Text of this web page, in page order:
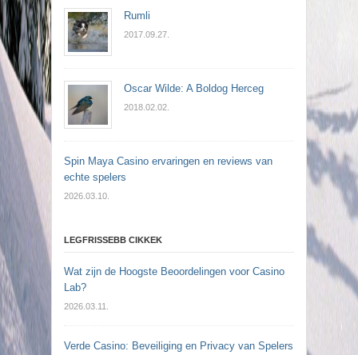
Rumli
2017.09.27.
Oscar Wilde: A Boldog Herceg
2018.02.02.
Spin Maya Casino ervaringen en reviews van
echte spelers
2026.03.10.
LEGFRISSEBB CIKKEK
Wat zijn de Hoogste Beoordelingen voor Casino
Lab?
2026.03.11.
Verde Casino: Beveiliging en Privacy van Spelers